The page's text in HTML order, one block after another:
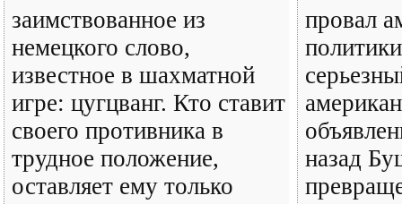
заимствованное из
немецкого слово,
известное в шахматной
игре: цугцванг. Кто ставит
своего противника в
трудное положение,
оставляет ему только
провал
назад